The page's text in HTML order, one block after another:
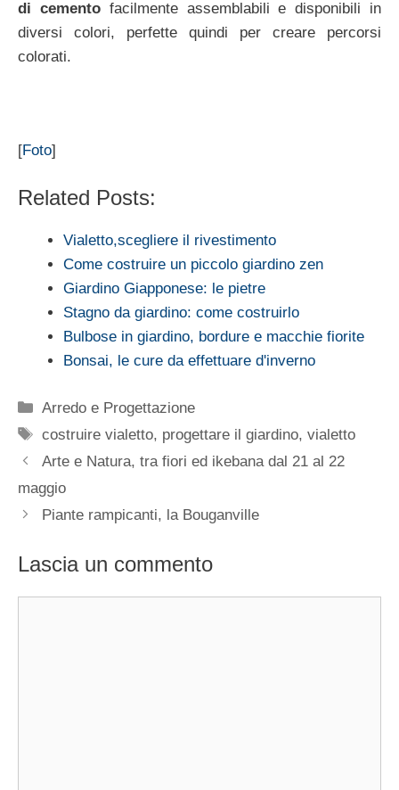
di cementofacilmente assemblabili e disponibili in
diversi colori, perfette quindi per creare percorsi
colorati.
[Foto]
Related Posts:
Vialetto,scegliere il rivestimento
Come costruire un piccolo giardino zen
Giardino Giapponese: le pietre
Stagno da giardino: come costruirlo
Bulbose in giardino, bordure e macchie fiorite
Bonsai, le cure da effettuare d'inverno
Categorie
Arredo e Progettazione
Tag
costruire vialetto, progettare il giardino,vialetto
Arte e Natura, tra fiori ed ikebana dal 21 al 22
maggio
Piante rampicanti, la Bouganville
Lascia un commento